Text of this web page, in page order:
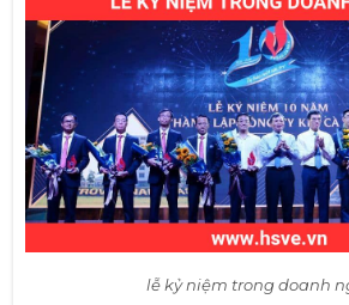
lễ kỷ niệm trong doanh